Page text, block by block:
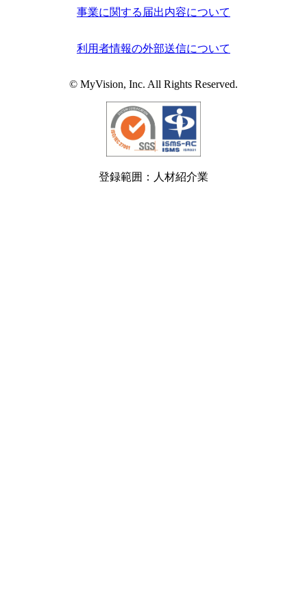
事業に関する届出内容について
利用者情報の外部送信について
© MyVision, Inc. All Rights Reserved.
登録範囲：人材紹介業